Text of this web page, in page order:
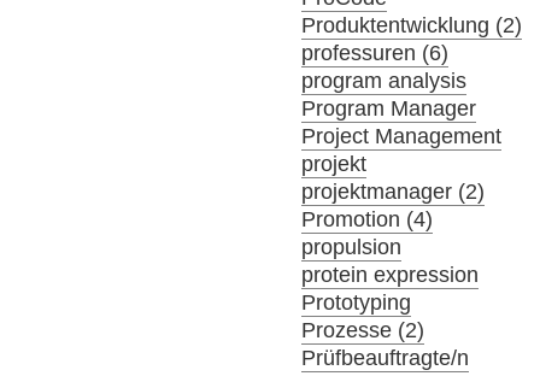
Produktentwicklung (2)
professuren (6)
program analysis
Program Manager
Project Management
projekt
projektmanager (2)
Promotion (4)
propulsion
protein expression
Prototyping
Prozesse (2)
Prüfbeauftragte/n